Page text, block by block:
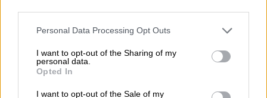
Please note that this website/app uses one or more Google
not limited to your visit or usage behaviour. You may click to
grant or deny consent to Google and its third-party tags to
use your data for below specified purposes in below Google
consent section.
Personal Data Processing Opt Outs
I want to opt-out of the Sharing of my
personal data.
Opted In
I want to opt-out of the Sale of my
instagram
ειδήσεις τώρα
ναυάγιο
ζωγράφος
Πίνακας ζωγραφικής